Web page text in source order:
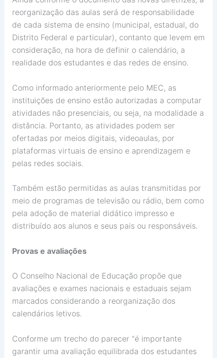
reorganização das aulas será de responsabilidade
de cada sistema de ensino (municipal, estadual, do
Distrito Federal e particular), contanto que levem em
consideração, na hora de definir o calendário, a
realidade dos estudantes e das redes de ensino.
Como informado anteriormente pelo MEC, as
instituições de ensino estão autorizadas a computar
atividades não presenciais, ou seja, na modalidade a
distância. Portanto, as atividades podem ser
ofertadas por meios digitais, videoaulas, por
plataformas virtuais de ensino e aprendizagem e
pelas redes sociais.
Também estão permitidas as aulas transmitidas por
meio de programas de televisão ou rádio, bem como
pela adoção de material didático impresso e
distribuído aos alunos e seus pais ou responsáveis.
Provas e avaliações
O Conselho Nacional de Educação propõe que
avaliações e exames nacionais e estaduais sejam
marcados considerando a reorganização dos
calendários letivos.
Conforme um trecho do parecer “é importante
garantir uma avaliação equilibrada dos estudantes